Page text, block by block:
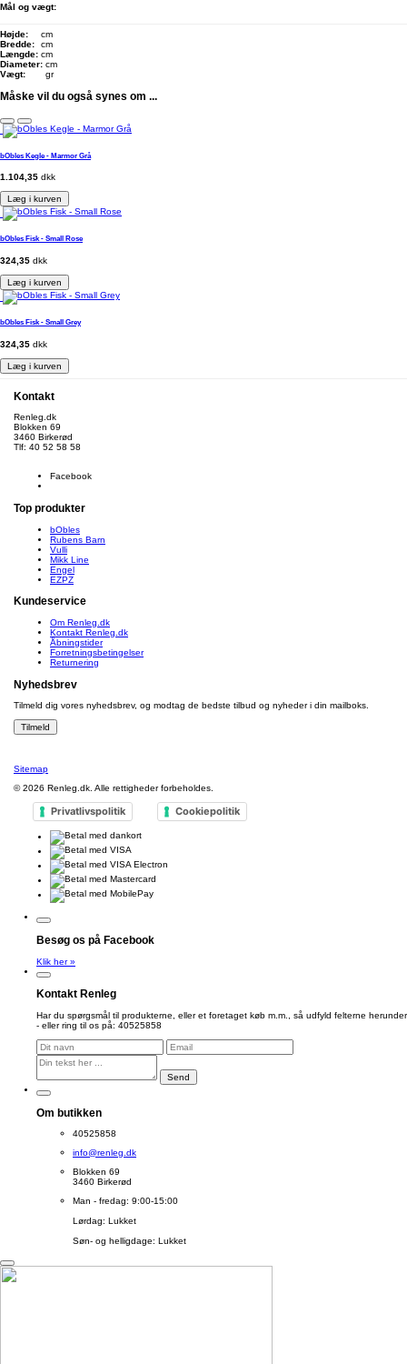
Mål og vægt:
Højde:
cm
Bredde:
cm
Længde: cm
Diameter: cm
Vægt:
gr
Måske vil du også synes om ...
bObles Kegle - Marmor Grå
1.104,35 dkk
Læg i kurven
bObles Fisk - Small Rose
324,35 dkk
Læg i kurven
bObles Fisk - Small Grey
324,35 dkk
Læg i kurven
Kontakt
Renleg.dk
Blokken 69
3460 Birkerød
Tlf: 40 52 58 58
Facebook
Top produkter
bObles
Rubens Barn
Vulli
Mikk Line
Engel
EZPZ
Kundeservice
Om Renleg.dk
Kontakt Renleg.dk
Åbningstider
Forretningsbetingelser
Returnering
Nyhedsbrev
Tilmeld dig vores nyhedsbrev, og modtag de bedste tilbud og nyheder i din mailboks.
Sitemap
© 2026 Renleg.dk. Alle rettigheder forbeholdes.
Privatlivspolitik Cookiepolitik
Besøg os på Facebook
Klik her »
Kontakt Renleg
Har du spørgsmål til produkterne, eller et foretaget køb m.m., så udfyld felterne herunder
- eller ring til os på: 40525858
Send
Om butikken
40525858
info@renleg.dk
Blokken 69
3460 Birkerød
Man - fredag: 9:00-15:00
Lørdag: Lukket
Søn- og helligdage: Lukket